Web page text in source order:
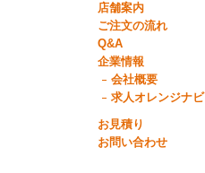
店舗案内
ご注文の流れ
Q&A
企業情報
会社概要
求人オレンジナビ
お見積り
お問い合わせ